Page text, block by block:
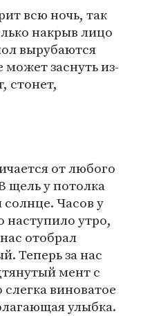
всю ночь, так
накрыв лицо
вырубаются
заснуть из-
стонет,
от любого
щель у потолка
солнце. Часов у
наступило утро,
отобрал
Теперь за нас
мент с
виноватое
улыбка.